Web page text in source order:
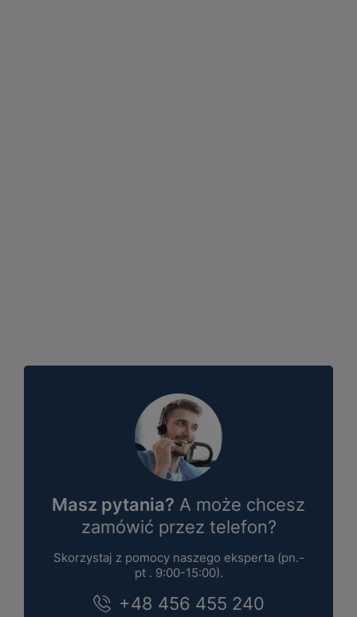
Masz pytania? A może chcesz
zamówić przez telefon?
Skorzystaj z pomocy naszego eksperta (pn.-
pt . 9:00-15:00).
+48 456 455 240